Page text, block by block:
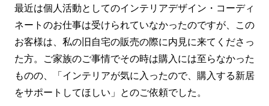
最近は個人活動としてのインテリアデザイン・コーディ
ネートのお仕事は受けられていなかったのですが、この
お客様は、私の旧自宅の販売の際に内見に来てくださっ
た方。ご家族のご事情でその時は購入には至らなかった
ものの、「インテリアが気に入ったので、購入する新居
をサポートしてほしい」とのご依頼でした。